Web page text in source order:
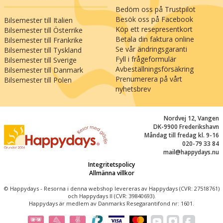
Granitkusten där du hittar den vackraste
utsikten över Engelska kanalen vid fyren i
Ploumanac'h (75 km), där klippblock i röda och
rosa nyanser spelar i ljuset. Cancale (95 km) är
berömd för sina delikata ostron och ett måste
för alla som älskar dessa salta godsaker från
havet. Om du fortsätter österut, kommer du
snart till Smaragdkusten och den fantastiska
fästningsstaden Saint-Malo. Det är också i Saint
Malo som du kan uppleva ett av de mest extrema
genomsnittlig skillnad på 12 meter mellan hög-
och lågvatten. Saint-Malo är också platsen där
pirater härjade förr i tiden och samlade sina
skatter. Gå i piraternas fotspår i den gamla
stadskärnan Intra Muros som är bilfri på
sommaren och ger en särskilt stämningsfull
inblick i staden och Bretagnes dramatiska
skönhet. Här hittar du också massor av
restauranger och caféer där du kan prova ännu
Bilsemester till Italien
Bilsemester till Österrike
Bilsemester till Frankrike
Bilsemester till Tyskland
Bilsemester till Sverige
Bilsemester till Danmark
Bilsemester till Polen
Bedöm oss på Trustpilot
Besök oss på Facebook
Köp ett resepresentkort
Betala din faktura online
Se vår ändringsgaranti
Fyll i frågeformulär
Avbeställningsförsäkring
Prenumerera på vårt
nyhetsbrev
Nordvej 12, Vangen
DK-9900 Frederikshavn
Måndag till fredag kl. 9-16
020-79 33 84
mail@happydays.nu
Integritetspolicy
Allmänna villkor
© Happydays - Resorna i denna webshop levereras av Happydays (CVR: 27518761)
och Happydays II (CVR: 39840693).
Happydays är medlem av Danmarks Resegarantifond nr: 1601.